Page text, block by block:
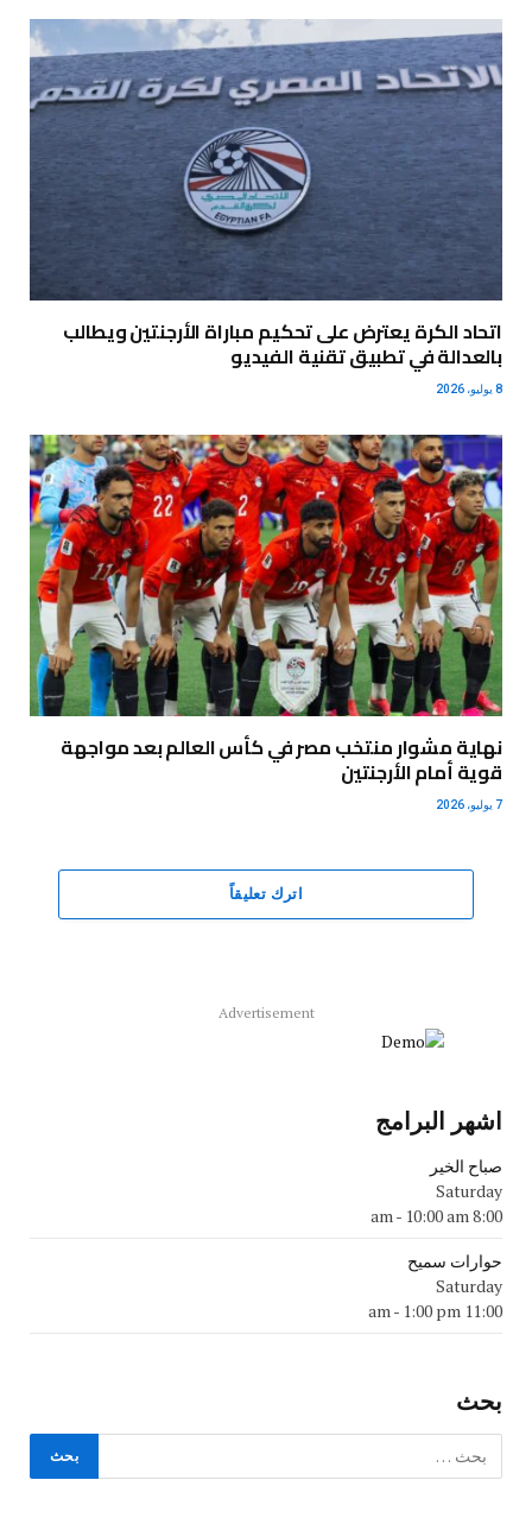
اتحاد الكرة يعترض على تحكيم مباراة الأرجنتين ويطالب
بالعدالة في تطبيق تقنية الفيديو
8 يوليو، 2026
نهاية مشوار منتخب مصر في كأس العالم بعد مواجهة
قوية أمام الأرجنتين
7 يوليو، 2026
اترك تعليقاً
Advertisement
اشهر البرامج
صباح الخير
Saturday
8:00 am
- 10:00 am
حوارات سميح
Saturday
11:00 am
- 1:00 pm
بحث